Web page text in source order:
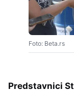
Foto: Beta.rs
Predstavnici